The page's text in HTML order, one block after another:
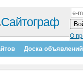
О
Сайтограф
Доска объявлений